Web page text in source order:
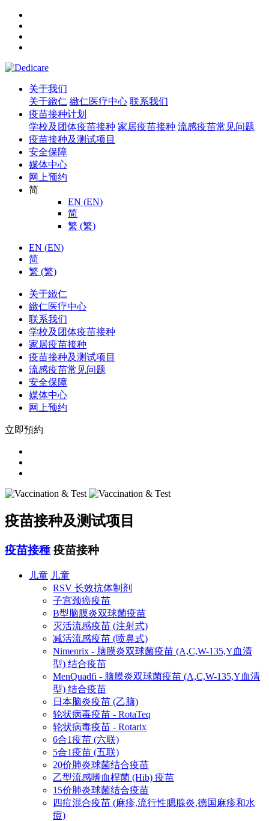
关于我们
关于緻仁 緻仁医疗中心 联系我们
疫苗接种计划
学校及团体疫苗接种 家居疫苗接种 流感疫苗常见问题
疫苗接种及测试项目
安全保障
媒体中心
网上预约
简
EN (EN)
简
繁 (繁)
EN (EN)
简
繁 (繁)
关于緻仁
緻仁医疗中心
联系我们
学校及团体疫苗接种
家居疫苗接种
疫苗接种及测试项目
流感疫苗常见问题
安全保障
媒体中心
网上预约
立即預約
疫苗接种及测试项目
疫苗接種 疫苗接种
儿童 儿童
RSV 长效抗体制剂
子宫颈癌疫苗
B型脑膜炎双球菌疫苗
灭活流感疫苗 (注射式)
减活流感疫苗 (喷鼻式)
Nimenrix - 脑膜炎双球菌疫苗 (A,C,W-135,Y血清
型) 结合疫苗
MenQuadfi - 脑膜炎双球菌疫苗 (A,C,W-135,Y血清
型) 结合疫苗
日本脑炎疫苗 (乙脑)
轮状病毒疫苗 - RotaTeq
轮状病毒疫苗 - Rotarix
6合1疫苗 (六联)
5合1疫苗 (五联)
20价肺炎球菌结合疫苗
乙型流感嗜血桿菌 (Hib) 疫苗
15价肺炎球菌结合疫苗
四痘混合疫苗 (麻疹,流行性腮腺炎,德国麻疹和水
痘)